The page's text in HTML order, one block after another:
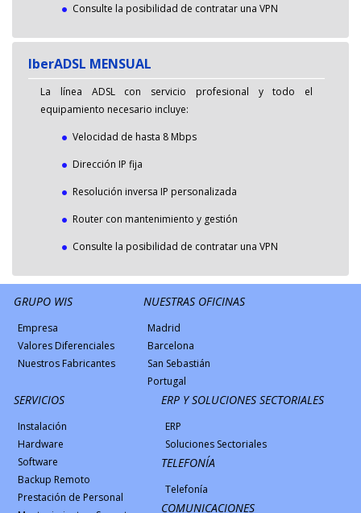
Consulte la posibilidad de contratar una VPN
IberADSL MENSUAL
La línea ADSL con servicio profesional y todo el
equipamiento necesario incluye:
Velocidad de hasta 8 Mbps
Dirección IP fija
Resolución inversa IP personalizada
Router con mantenimiento y gestión
Consulte la posibilidad de contratar una VPN
GRUPO WIS
Empresa
Valores Diferenciales
Nuestros Fabricantes
NUESTRAS OFICINAS
Madrid
Barcelona
San Sebastián
Portugal
SERVICIOS
Instalación
Hardware
Software
Backup Remoto
Prestación de Personal
ERP Y SOLUCIONES SECTORIALES
ERP
Soluciones Sectoriales
TELEFONÍA
Telefonía
COMUNICACIONES